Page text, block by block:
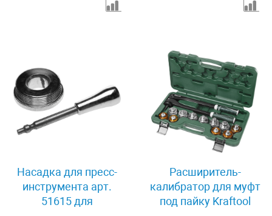
Насадка для пресс-
инструмента арт.
51615 для
Расширитель-
калибратор для муфт
под пайку Kraftool